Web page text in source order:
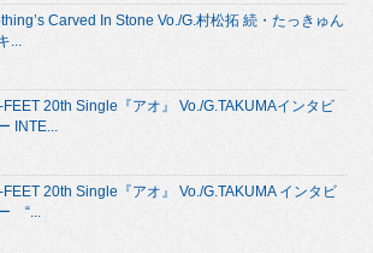
Carved In Stone Vo./G.村松拓 続・たっきゅん
...
FEET 20th Single『アオ』 Vo./G.TAKUMAインタビ
INTE...
FEET 20th Single『アオ』 Vo./G.TAKUMA インタビ
“...